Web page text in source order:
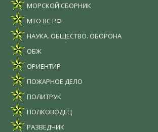
МОРСКОЙ СБОРНИК
МТО ВС РФ
НАУКА. ОБЩЕСТВО. ОБОРОНА
ОБЖ
ОРИЕНТИР
ПОЖАРНОЕ ДЕЛО
ПОЛИТРУК
ПОЛКОВОДЕЦ
РАЗВЕДЧИК